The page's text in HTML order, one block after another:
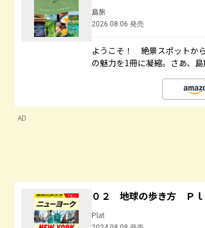
島旅
2026.08.06 発売
ようこそ！ 絶景スポットか
の魅力を1冊に凝縮。さあ、島
AD
０２ 地球の歩き方 Ｐ
Plat